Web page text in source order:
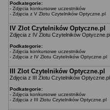
Podkategorie:
- Zdjęcia konkursowe uczestników
- Zdjęcia z V Zlotu Czytelników Optyczne.pl
IV Zlot Czytelników Optyczne.pl
Zdjęcia z IV Zlotu Czytelników Optyczne.pl
Podkategorie:
- Zdjęcia konkursowe uczestników
- Zdjęcia z IV Zlotu Czytelników Optyczne.pl
III Zlot Czytelników Optyczne.pl
Zdjęcia z III Zlotu Czytelników
Podkategorie:
- Zdjęcia konkursowe uczestników
- Zdjęcia z III Zlotu Czytelników Optyczne.pl